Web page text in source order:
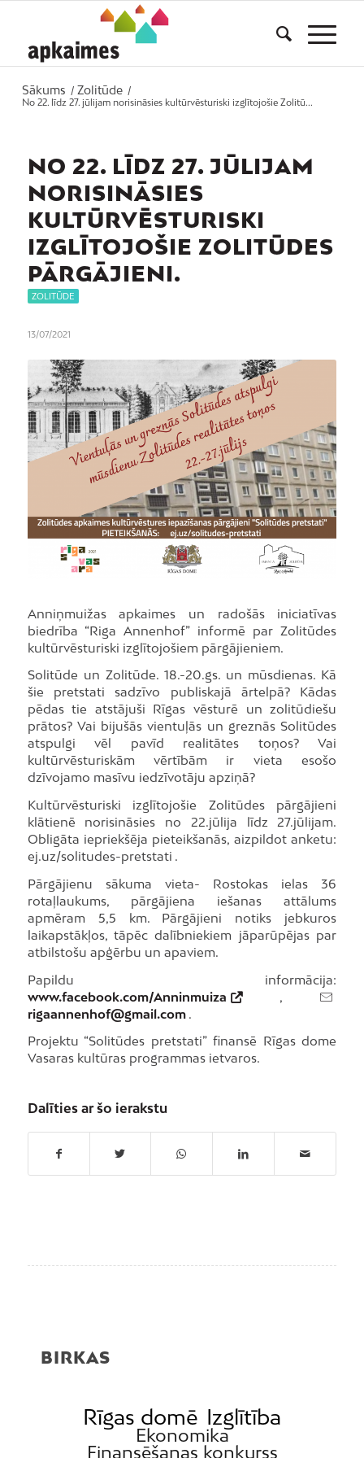
Sākums / Zolitūde /
No 22. līdz 27. jūlijam norisināsies kultūrvēsturiski izglītojošie Zolitū...
NO 22. LĪDZ 27. JŪLIJAM
NORISINĀSIES
KULTŪRVĒSTURISKI
IZGLĪTOJOŠIE ZOLITŪDES
PĀRGĀJIENI.
ZOLITŪDE
13/07/2021
Anniņmuižas apkaimes un radošās iniciatīvas
biedrība “Riga Annenhof” informē par Zolitūdes
kultūrvēsturiski izglītojošiem pārgājieniem.
Solitūde un Zolitūde. 18.-20.gs. un mūsdienas. Kā
šie pretstati sadzīvo publiskajā ārtelpā? Kādas
pēdas tie atstājuši Rīgas vēsturē un zolitūdiešu
prātos? Vai bijušās vientuļās un greznās Solitūdes
atspulgi vēl pavīd realitātes toņos? Vai
kultūrvēsturiskām vērtībām ir vieta esošo
dzīvojamo masīvu iedzīvotāju apziņā?
Kultūrvēsturiski izglītojošie Zolitūdes pārgājieni
klātienē norisināsies no 22.jūlija līdz 27.jūlijam.
Obligāta iepriekšēja pieteikšanās, aizpildot anketu:
ej.uz/solitudes-pretstati .
Pārgājienu sākuma vieta- Rostokas ielas 36
rotaļlaukums, pārgājiena iešanas attālums
apmēram 5,5 km. Pārgājieni notiks jebkuros
laikapstākļos, tāpēc dalībniekiem jāparūpējas par
atbilstošu apģērbu un apaviem.
Papildu informācija:
www.facebook.com/Anninmuiza
,
rigaannenhof@gmail.com.
Projektu “Solitūdes pretstati” finansē Rīgas dome
Vasaras kultūras programmas ietvaros.
Dalīties ar šo ierakstu
BIRKAS
Rīgas domē Izglītība
Ekonomika
Finansēšanas konkurss